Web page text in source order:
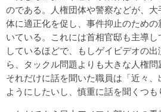
のである。人権団体や警察などが、
体に適正化を促し、事件抑止のため
いている。これには首相官邸も主導
しているほどで、もしゲイビデオの
ら、タックル問題よりも大きな人権問
それだけに話を聞いた職員は「近々
ようにしたいし、慎重に話を聞くつも